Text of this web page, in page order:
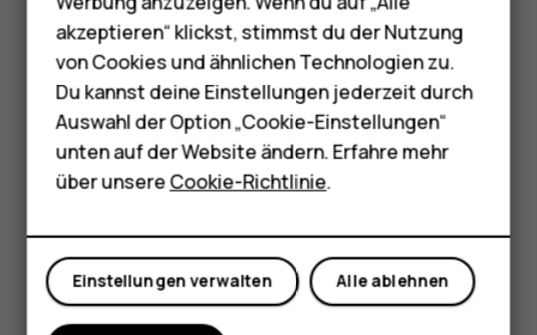
HMD Terra M
Für Unternehmen
Tablets
Shop
Mein Konto
Global übernimmt keine Haftung für derartige
Internetseiten und identifiziert sich nicht mit ihrem
Did you find this helpful?
Ja Nein
akzeptieren“ klickst, stimmst du der Nutzung
von Cookies und ähnlichen Technologien zu.
Du kannst deine Einstellungen jederzeit durch
Auswahl der Option „Cookie-Einstellungen“
unten auf der Website ändern. Erfahre mehr
über unsereCookie-Richtlinie.
Alle ablehnen
Einstellungen verwalten